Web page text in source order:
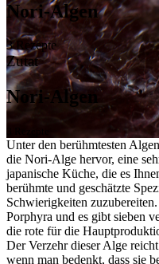
Nori-Algen
3 Rezepte
Zutat
Nori-Algen
Unter den berühmtesten
die Nori-Alge hervor, eine
japanische Küche, die es
berühmte und geschätzte
Schwierigkeiten
Porphyra und es gibt sieben
die rote für die
Der Verzehr dieser Alge
wenn man bedenkt, dass sie